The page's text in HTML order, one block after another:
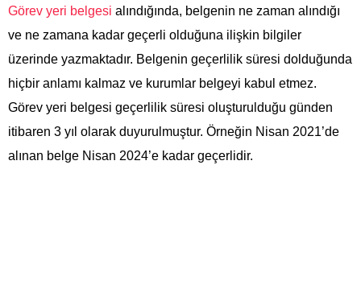
Görev yeri belgesi alındığında, belgenin ne zaman alındığı
ve ne zamana kadar geçerli olduğuna ilişkin bilgiler
üzerinde yazmaktadır. Belgenin geçerlilik süresi dolduğunda
hiçbir anlamı kalmaz ve kurumlar belgeyi kabul etmez.
Görev yeri belgesi geçerlilik süresi oluşturulduğu günden
itibaren 3 yıl olarak duyurulmuştur. Örneğin Nisan 2021’de
alınan belge Nisan 2024’e kadar geçerlidir.